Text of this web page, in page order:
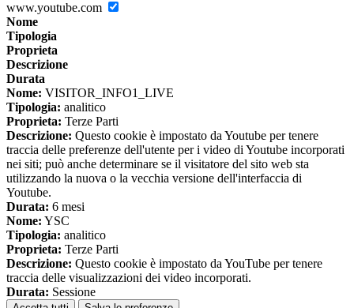
www.youtube.com
Nome
Tipologia
Proprieta
Descrizione
Durata
Nome: VISITOR_INFO1_LIVE
Tipologia: analitico
Proprieta: Terze Parti
Descrizione: Questo cookie è impostato da Youtube per tenere
traccia delle preferenze dell'utente per i video di Youtube incorporati
nei siti; può anche determinare se il visitatore del sito web sta
utilizzando la nuova o la vecchia versione dell'interfaccia di
Youtube.
Durata: 6 mesi
Nome: YSC
Tipologia: analitico
Proprieta: Terze Parti
Descrizione: Questo cookie è impostato da YouTube per tenere
traccia delle visualizzazioni dei video incorporati.
Durata: Sessione